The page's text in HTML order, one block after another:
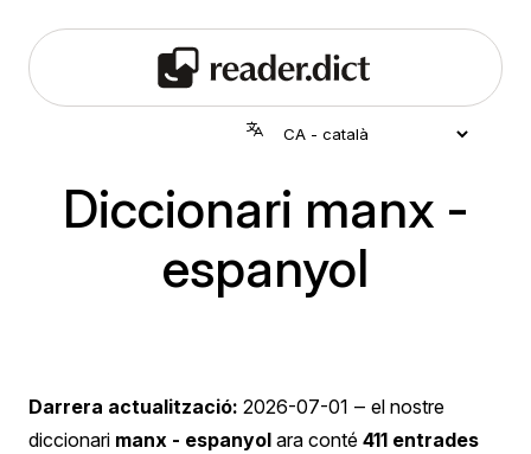
Diccionari manx -
espanyol
Darrera actualització: 2026-07-01 ‒ el nostre
diccionari manx - espanyol ara conté 411 entrades